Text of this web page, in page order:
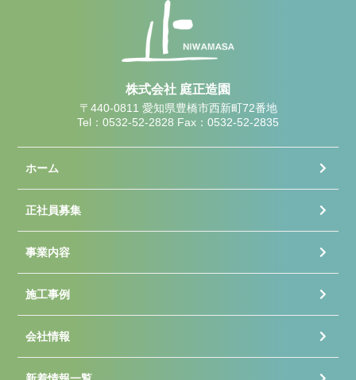
株式会社 庭正造園
〒440-0811 愛知県豊橋市西新町72番地
Tel：0532-52-2828 Fax：0532-52-2835
ホーム
正社員募集
事業内容
施工事例
会社情報